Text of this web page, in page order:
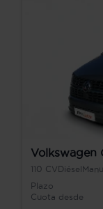
Volkswagen
110 CVDiésel
Plazo
Cuota desde